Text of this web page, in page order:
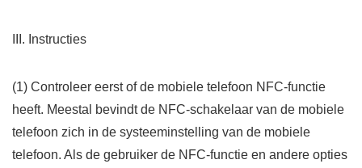
III. Instructies
(1) Controleer eerst of de mobiele telefoon NFC-functie
heeft. Meestal bevindt de NFC-schakelaar van de mobiele
telefoon zich in de systeeminstelling van de mobiele
telefoon. Als de gebruiker de NFC-functie en andere opties